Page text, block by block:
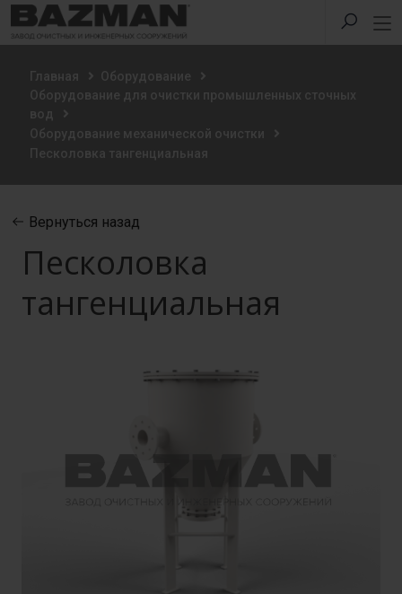
Главная
Оборудование
Оборудование для очистки промышленных сточных
вод
Оборудование механической очистки
Песколовка тангенциальная
Вернуться назад
Песколовка
тангенциальная